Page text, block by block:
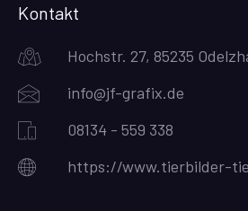
Kontakt
Hochstr. 27, 85235
info@jf-grafix.de
08134 - 559 338
https://www.tierbilder-